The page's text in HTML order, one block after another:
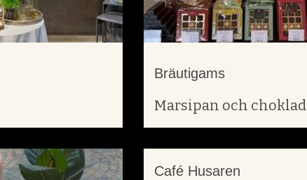
Bräutigams
Marsipan och choklad
Café Husaren